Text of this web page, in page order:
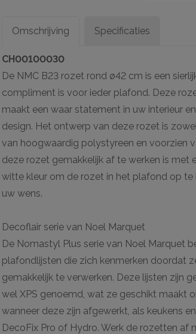
Omschrijving
CH00100030
De NMC B23 rozet rond ø42 cm is een
compliment is voor ieder plafond. Deze
maakt een waar statement in uw interieur
design. Het ontwerp van deze rozet is
van hoogwaardig polystyreen en voorzien
deze rozet gemakkelijk af te werken is met
witte kleur om de rozet in het plafond op
uw wens.
Decoflair serie van Noel Marquet
De Nomastyl Plus serie van Noel Marquet
plafondlijsten die zich kenmerken doordat
gemakkelijk te verwerken. Deze lijsten zijn
wel XPS genoemd, wat ze geschikt maakt
wanneer deze zijn afgewerkt, als keukens
DecoFix Pro of Hydro. Werk de rozetten
Specificaties